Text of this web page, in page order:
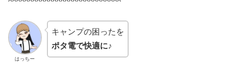
はっちー
キャンプの困ったを
ポタ電で快適に♪